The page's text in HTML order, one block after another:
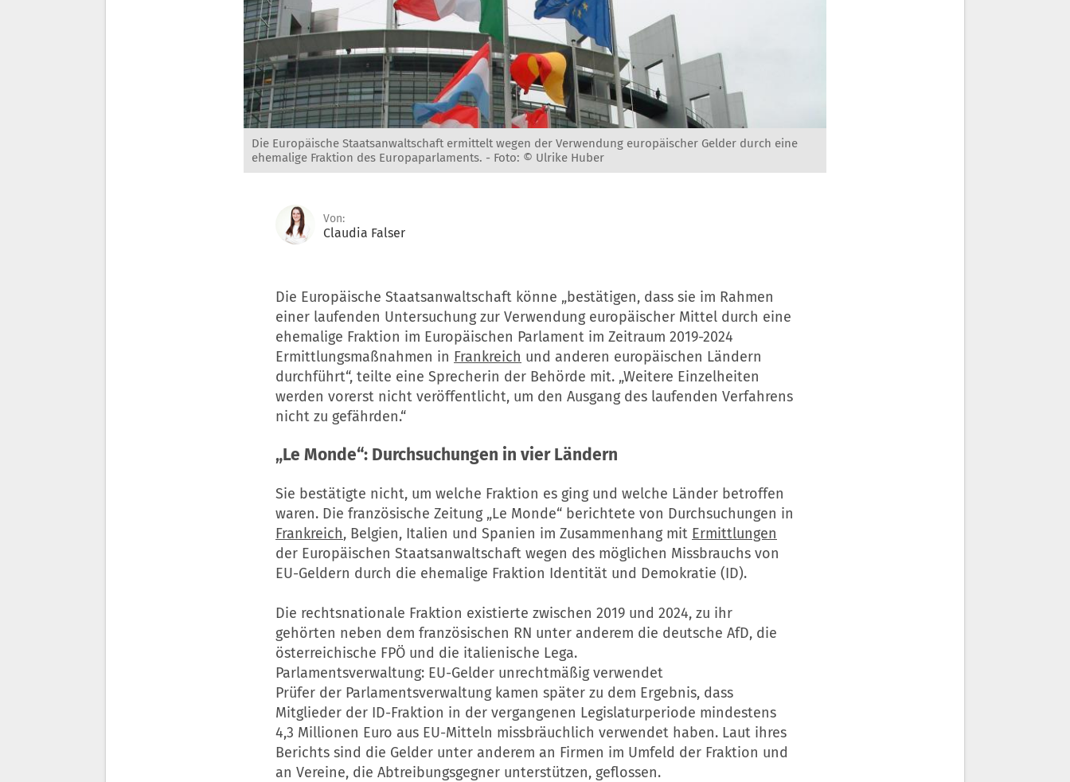
Die Europäische Staatsanwaltschaft ermittelt wegen der Verwendung europäischer Gelder durch eine
ehemalige Fraktion des Europaparlaments. - Foto: © Ulrike Huber
Von:
Claudia Falser
Die Europäische Staatsanwaltschaft könne „bestätigen, dass sie im Rahmen
einer laufenden Untersuchung zur Verwendung europäischer Mittel durch eine
ehemalige Fraktion im Europäischen Parlament im Zeitraum 2019-2024
Ermittlungsmaßnahmen in Frankreich und anderen europäischen Ländern
durchführt“, teilte eine Sprecherin der Behörde mit. „Weitere Einzelheiten
werden vorerst nicht veröffentlicht, um den Ausgang des laufenden Verfahrens
nicht zu gefährden.“
„Le Monde“: Durchsuchungen in vier Ländern
Sie bestätigte nicht, um welche Fraktion es ging und welche Länder betroffen
waren. Die französische Zeitung „Le Monde“ berichtete von Durchsuchungen in
Frankreich, Belgien, Italien und Spanien im Zusammenhang mit Ermittlungen
der Europäischen Staatsanwaltschaft wegen des möglichen Missbrauchs von
EU-Geldern durch die ehemalige Fraktion Identität und Demokratie (ID).
Die rechtsnationale Fraktion existierte zwischen 2019 und 2024, zu ihr
gehörten neben dem französischen RN unter anderem die deutsche AfD, die
österreichische FPÖ und die italienische Lega.
Parlamentsverwaltung: EU-Gelder unrechtmäßig verwendet
Prüfer der Parlamentsverwaltung kamen später zu dem Ergebnis, dass
Mitglieder der ID-Fraktion in der vergangenen Legislaturperiode mindestens
4,3 Millionen Euro aus EU-Mitteln missbräuchlich verwendet haben. Laut ihres
Berichts sind die Gelder unter anderem an Firmen im Umfeld der Fraktion und
an Vereine, die Abtreibungsgegner unterstützen, geflossen.